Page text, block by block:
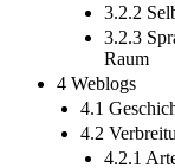
3.2.2
3.2.3
Raum
4 Weblogs
4.1
4.2
4.2.1